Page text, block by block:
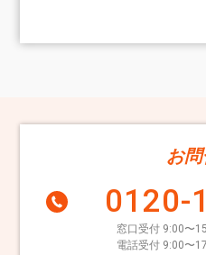
お
0120-
窓口受付 9:00〜
電話受付 9:00〜